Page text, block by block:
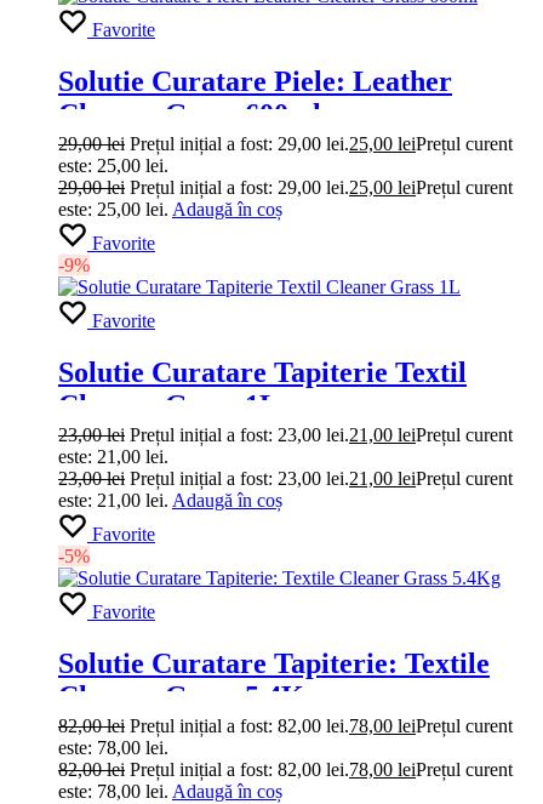
Favorite
Solutie Curatare Piele: Leather
Cleaner Grass 600ml
29,00lei Prețul inițial a fost: 29,00 lei.25,00 leiPrețul curent
este: 25,00 lei.
29,00lei Prețul inițial a fost: 29,00 lei.25,00 leiPrețul curent
este: 25,00 lei. Adaugă în coș
Favorite
-9%
Favorite
Solutie Curatare Tapiterie Textil
Cleaner Grass 1L
23,00lei Prețul inițial a fost: 23,00 lei.21,00 leiPrețul curent
este: 21,00 lei.
23,00lei Prețul inițial a fost: 23,00 lei.21,00 leiPrețul curent
este: 21,00 lei. Adaugă în coș
Favorite
-5%
Favorite
Solutie Curatare Tapiterie: Textile
Cleaner Grass 5.4Kg
82,00lei Prețul inițial a fost: 82,00 lei.78,00 leiPrețul curent
este: 78,00 lei.
82,00lei Prețul inițial a fost: 82,00 lei.78,00 leiPrețul curent
este: 78,00 lei. Adaugă în coș